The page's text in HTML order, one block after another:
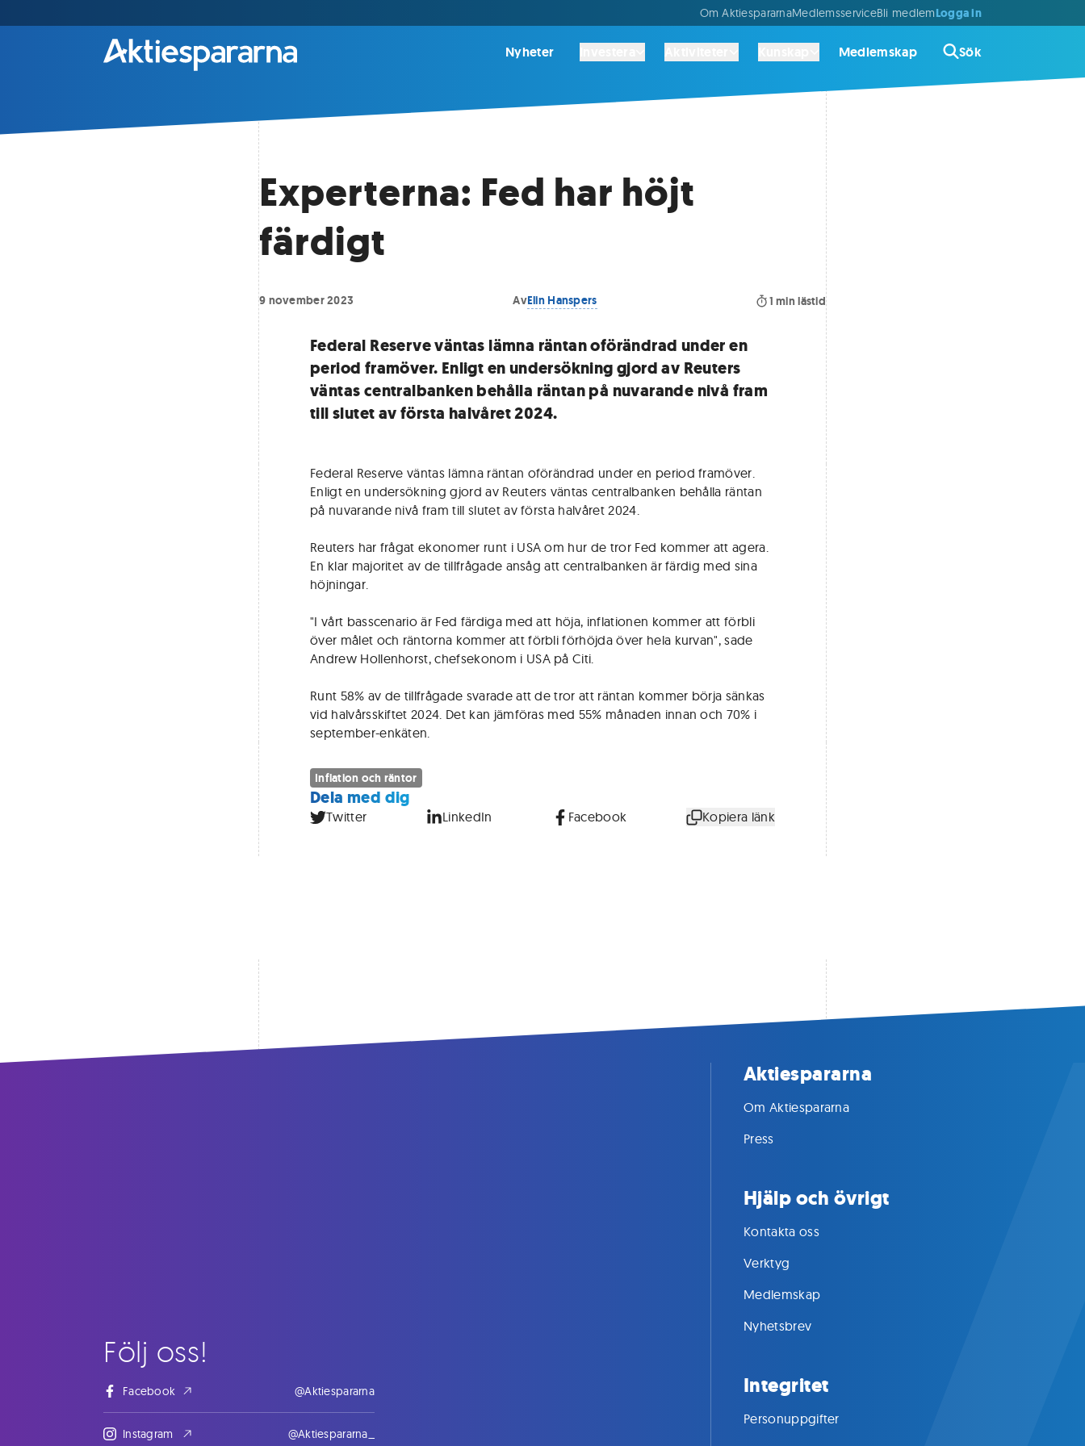
Om AktiespararnaMedlemsserviceBli medlemLogga in
Nyheter Medlemskap Sök
Experterna: Fed har höjt
färdigt
9 november 2023 AvElin Hanspers 1 min lästid
Federal Reserve väntas lämna räntan oförändrad under en
period framöver. Enligt en undersökning gjord av Reuters
väntas centralbanken behålla räntan på nuvarande nivå fram
till slutet av första halvåret 2024.
Federal Reserve väntas lämna räntan oförändrad under en period framöver.
Enligt en undersökning gjord av Reuters väntas centralbanken behålla räntan
på nuvarande nivå fram till slutet av första halvåret 2024.
Reuters har frågat ekonomer runt i USA om hur de tror Fed kommer att agera.
En klar majoritet av de tillfrågade ansåg att centralbanken är färdig med sina
höjningar.
"I vårt basscenario är Fed färdiga med att höja, inflationen kommer att förbli
över målet och räntorna kommer att förbli förhöjda över hela kurvan", sade
Andrew Hollenhorst, chefsekonom i USA på Citi.
Runt 58% av de tillfrågade svarade att de tror att räntan kommer börja sänkas
vid halvårsskiftet 2024. Det kan jämföras med 55% månaden innan och 70% i
september-enkäten.
Inflation och räntor
Dela med dig
Twitter LinkedIn Facebook Kopiera länk
Följ oss!
Facebook @Aktiespararna
Instagram @Aktiespararna_
Aktiespararna
Om Aktiespararna
Press
Hjälp och övrigt
Kontakta oss
Verktyg
Medlemskap
Nyhetsbrev
Integritet
Personuppgifter